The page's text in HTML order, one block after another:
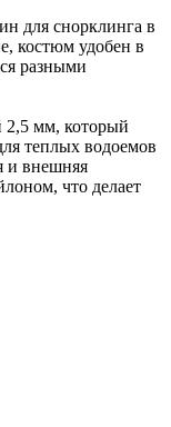
для снорклинга в
костюм удобен в
разными
2,5 мм, который
теплых водоемов
и внешняя
что делает